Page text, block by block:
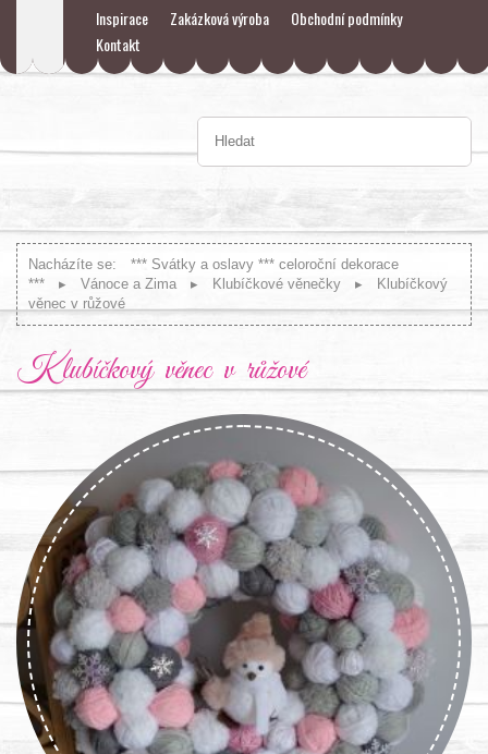
Inspirace Zakázková výroba
Obchodní podmínky
Kontakt
Nacházíte se:
*** Svátky a oslavy *** celoroční dekorace
***
Vánoce a Zima Klubíčkové věnečky
Klubíčkový
věnec v růžové
Klubíčkový věnec v růžové